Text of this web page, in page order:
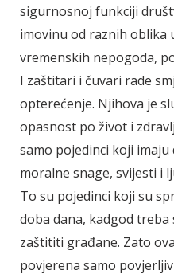
sigurnosnoj funkciji
imovinu od raznih oblika
vremenskih nepogoda,
I zaštitari i čuvari rade
opterećenje. Njihova je
opasnost po život i
samo pojedinci koji
moralne snage, svijesti i
To su pojedinci koji su
doba dana, kadgod
zaštititi građane. Zato
povjerena samo